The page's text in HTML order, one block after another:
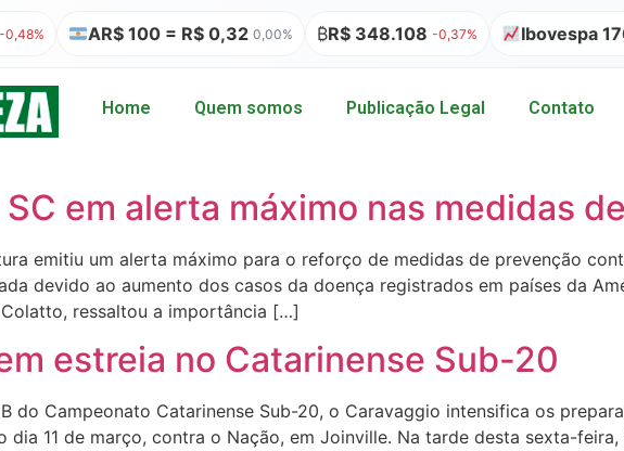
AR$ 100 = R$ 0,32 0,00% R$ 348.108 -0,37% Ibovespa
Home Quem somos Publicação Legal Contato
em alerta máximo nas medidas
emitiu um alerta máximo para o reforço de medidas de prevenção
devido ao aumento dos casos da doença registrados em países da
ressaltou a importância […]
estreia no Catarinense Sub-20
do Campeonato Catarinense Sub-20, o Caravaggio intensifica os
dia 11 de março, contra o Nação, em Joinville. Na tarde desta sexta-